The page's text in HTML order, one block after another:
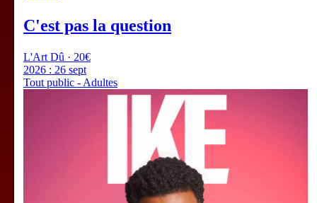
C'est pas la question
L'Art Dû · 20€
2026 : 26 sept
Tout public - Adultes